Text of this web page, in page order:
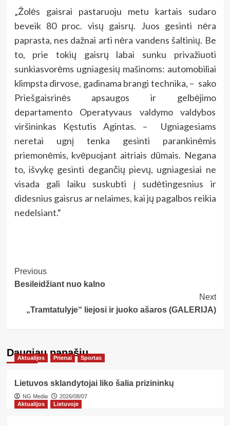
„Žolės gaisrai pastaruoju metu kartais sudaro
beveik 80 proc. visų gaisrų. Juos gesinti nėra
paprasta, nes dažnai arti nėra vandens šaltinių. Be
to, prie tokių gaisrų labai sunku privažiuoti
sunkiasvorėms ugniagesių mašinoms: automobiliai
klimpsta dirvose, gadinama brangi technika, – sako
Priešgaisrinės apsaugos ir gelbėjimo
departamento Operatyvaus valdymo valdybos
viršininkas Kęstutis Agintas. – Ugniagesiams
neretai ugnį tenka gesinti parankinėmis
priemonėmis, kvėpuojant aitriais dūmais. Negana
to, išvykę gesinti degančių pievų, ugniagesiai ne
visada gali laiku suskubti į sudėtingesnius ir
didesnius gaisrus ar nelaimes, kai jų pagalbos reikia
nedelsiant.“
Post
Navigation
Previous
Besileidžiant nuo kalno
Next
„Tramtatulyje“ liejosi ir juoko ašaros (GALERIJA)
Daugiau panašių…
Aktualijos Prienai Sportas
Lietuvos sklandytojai liko šalia prizininkų
NG Media
2026/08/07
Aktualijos
Lietuvoje